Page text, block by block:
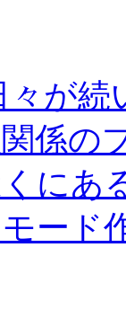
が
係
にあ
モー